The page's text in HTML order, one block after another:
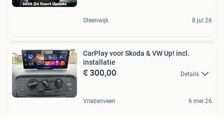
Steenwijk 8 jul 26
CarPlay voor Skoda & VW Up! incl.
installatie
€ 300,00 Details
Vriezenveen 6 mei 26